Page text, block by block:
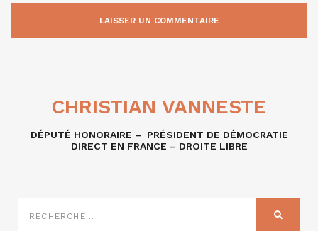
CHRISTIAN VANNESTE
DÉPUTÉ HONORAIRE – PRÉSIDENT DE DÉMOCRATIE
DIRECT EN FRANCE – DROITE LIBRE
SUR